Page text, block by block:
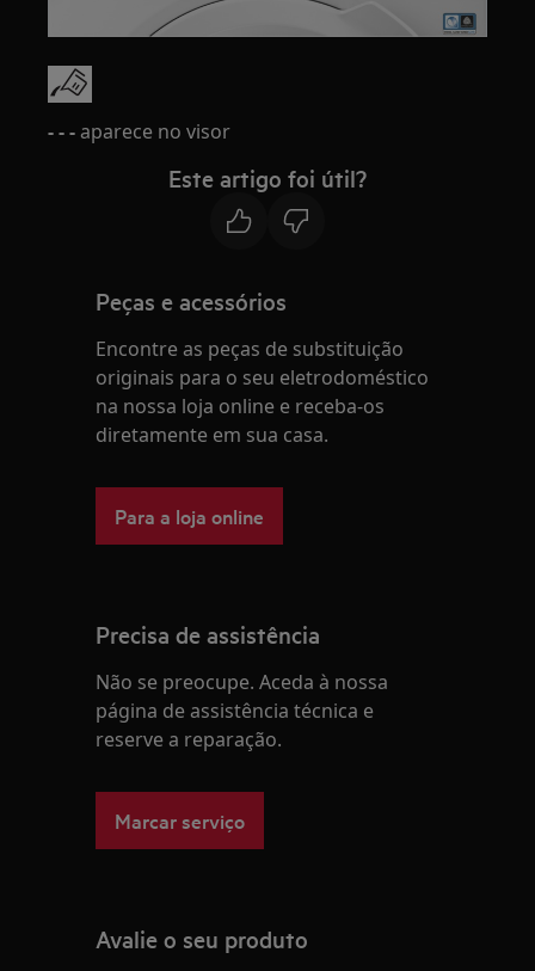
- - -aparece no visor
Este artigo foi útil?
Peças e acessórios
Encontre as peças de substituição
originais para o seu eletrodoméstico
na nossa loja online e receba-os
diretamente em sua casa.
Para a loja online
Precisa de assistência
Não se preocupe. Aceda à nossa
página de assistência técnica e
reserve a reparação.
Marcar serviço
Avalie o seu produto